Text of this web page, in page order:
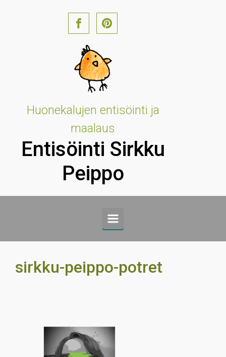
Skip to main content
Huonekalujen entisöinti ja
maalaus
Entisöinti Sirkku
Peippo
sirkku-peippo-potret